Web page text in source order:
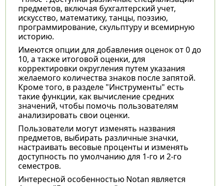
предметов, включая бухгалтерский учет,
искусство, математику, танцы, поэзию,
программирование, скульптуру и всемирную
историю.
Имеются опции для добавления оценок от 0 до
10, а также итоговой оценки, для
корректировки округления путем указания
желаемого количества знаков после запятой.
Кроме того, в разделе "Инструменты" есть
такие функции, как вычисление средних
значений, чтобы помочь пользователям
анализировать свои оценки.
Пользователи могут изменять названия
предметов, выбирать различные значки,
настраивать весовые проценты и изменять
доступность по умолчанию для 1-го и 2-го
семестров.
Интересной особенностью Notan является